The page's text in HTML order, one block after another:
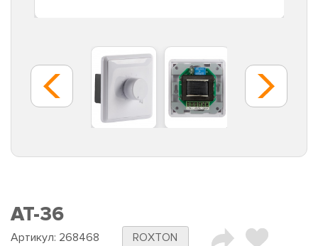
AT-36
Артикул: 268468 ROXTON